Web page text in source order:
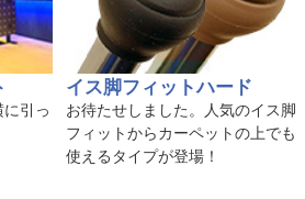
引っ
イス脚フィットハード
お待たせしました。人気のイス脚
フィットからカーペットの上でも
使えるタイプが登場！